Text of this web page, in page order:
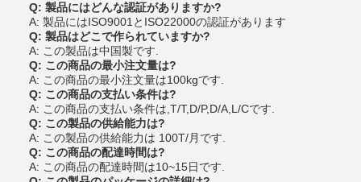
Q: 製品にはどんな認証がありますか?
A: 製品にはISO9001とISO22000の認証があります
Q: 製品はどこで作られていますか?
A: この製品は中国製です.
Q: この商品の最小注文量は?
A: この商品の最小注文量は100kgです.
Q: この商品の支払い条件は?
A: この商品の支払い条件は,T/T,D/P,D/A,L/Cです.
Q: この製品の供給能力は?
A: この製品の供給能力は 100T/月です.
Q: この商品の配達時間は?
A: この商品の配達時間は10~15日です.